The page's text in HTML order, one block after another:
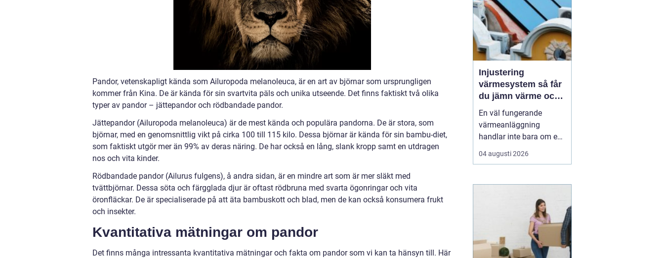
Pandor, vetenskapligt kända som Ailuropoda melanoleuca, är en art av björnar som ursprungligen
kommer från Kina. De är kända för sin svartvita päls och unika utseende. Det finns faktiskt två olika
typer av pandor – jättepandor och rödbandade pandor.
Jättepandor (Ailuropoda melanoleuca) är de mest kända och populära pandorna. De är stora, som
björnar, med en genomsnittlig vikt på cirka 100 till 115 kilo. Dessa björnar är kända för sin bambu-diet,
som faktiskt utgör mer än 99% av deras näring. De har också en lång, slank kropp samt en utdragen
nos och vita kinder.
Rödbandade pandor (Ailurus fulgens), å andra sidan, är en mindre art som är mer släkt med
tvättbjörnar. Dessa söta och färgglada djur är oftast rödbruna med svarta ögonringar och vita
öronfläckar. De är specialiserade på att äta bambuskott och blad, men de kan också konsumera frukt
och insekter.
Kvantitativa mätningar om pandor
Det finns många intressanta kvantitativa mätningar och fakta om pandor som vi kan ta hänsyn till. Här
värmeförsörjning,
augusti 2026
Injustering
värmesystem så får
du jämn värme och
lägre energikostnad
En väl fungerande
värmeanläggning
handlar inte bara om en
modern panna eller
värmepump. Utan rätt
och cirkulationspumpar
effekten på vägen.
Många fastighetsägare
märker det som kalla
hörn, överhettad...
04 augusti 2026